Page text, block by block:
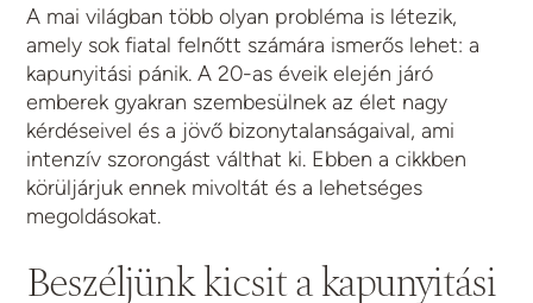
A mai világban több olyan probléma is létezik,
amely sok fiatal felnőtt számára ismerős lehet: a
kapunyitási pánik. A 20-as éveik elején járó
emberek gyakran szembesülnek az élet nagy
kérdéseivel és a jövő bizonytalanságaival, ami
intenzív szorongást válthat ki. Ebben a cikkben
körüljárjuk ennek mivoltát és a lehetséges
megoldásokat.
Beszéljünk kicsit a kapunyitási